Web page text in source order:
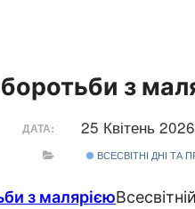
боротьби з
ДАТА: 25 Квітень
ВСЕСВІТНІ ДНІ ТА